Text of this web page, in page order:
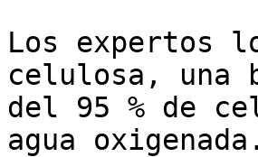
Los expertos
celulosa, una
del 95 % de
agua oxigenada.